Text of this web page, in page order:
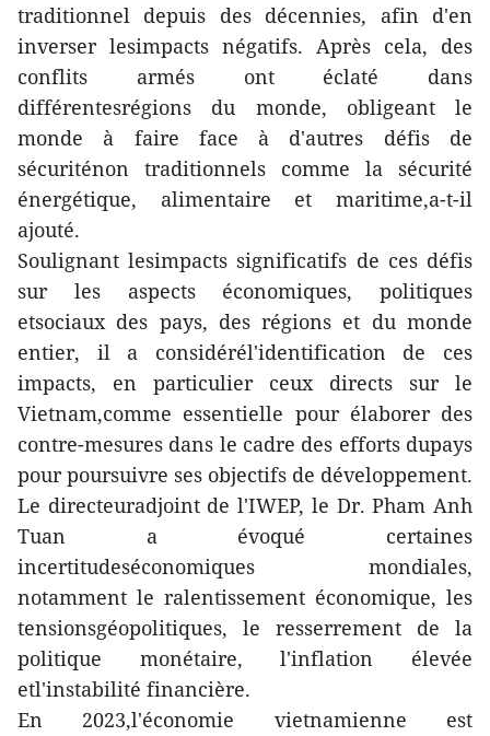
traditionnel depuis des décennies, afin d'en
inverser lesimpacts négatifs. Après cela, des
conflits armés ont éclaté dans
différentesrégions du monde, obligeant le
monde à faire face à d'autres défis de
sécuriténon traditionnels comme la sécurité
énergétique, alimentaire et maritime,a-t-il
ajouté.
Soulignant lesimpacts significatifs de ces défis
sur les aspects économiques, politiques
etsociaux des pays, des régions et du monde
entier, il a considérél'identification de ces
impacts, en particulier ceux directs sur le
Vietnam,comme essentielle pour élaborer des
contre-mesures dans le cadre des efforts dupays
pour poursuivre ses objectifs de développement.
Le directeuradjoint de l'IWEP, le Dr. Pham Anh
Tuan a évoqué certaines
incertitudeséconomiques mondiales,
notamment le ralentissement économique, les
tensionsgéopolitiques, le resserrement de la
politique monétaire, l'inflation élevée
etl'instabilité financière.
En 2023,l'économie vietnamienne est